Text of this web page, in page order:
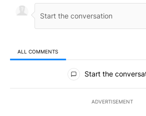
ALL COMMENTS
All Comments
Start the
ADVERTISEMENT